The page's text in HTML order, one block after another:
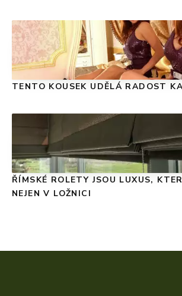
TENTO KOUSEK UDĚLÁ RADOST
ŘÍMSKÉ ROLETY JSOU LUXUS,
NEJEN V LOŽNICI